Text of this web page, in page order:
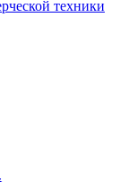
техники